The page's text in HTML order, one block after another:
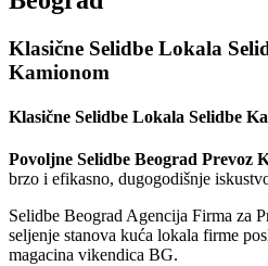
Klasične Selidbe Lokala
Kamionom
Klasične Selidbe Lokala Selidbe
Povoljne Selidbe Beograd Prevoz
brzo i efikasno, dugogodišnje
Selidbe Beograd Agencija Firma za
seljenje stanova kuća lokala firme
magacina vikendica BG.